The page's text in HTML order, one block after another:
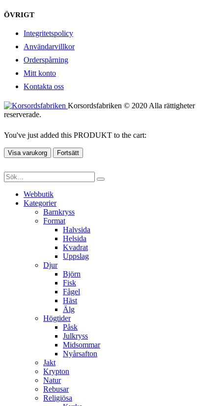
ÖVRIGT
Integritetspolicy
Användarvillkor
Orderspårning
Mitt konto
Kontakta oss
Korsordsfabriken © 2020 Alla rättigheter
reserverade.
You've just added this PRODUKT to the cart:
Visa varukorg Fortsätt
Webbutik
Kategorier
Barnkryss
Format
Halvsida
Helsida
Kvadrat
Uppslag
Djur
Björn
Fisk
Fågel
Häst
Älg
Högtider
Påsk
Julkryss
Midsommar
Nyårsafton
Jakt
Krypton
Natur
Rebusar
Religiösa